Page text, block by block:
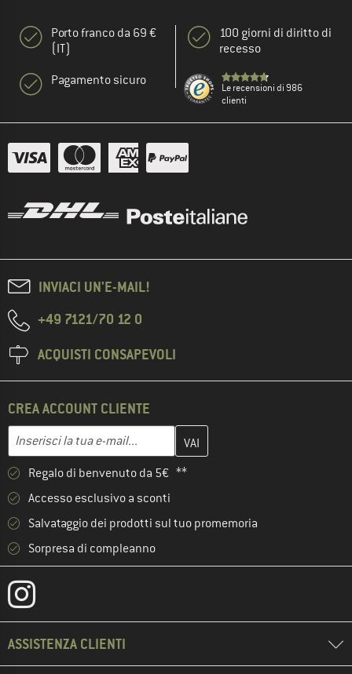
Porto franco da 69 €
(IT)
Pagamento sicuro
100 giorni di diritto di
recesso
Le recensioni di 986
clienti
INVIACI UN'E-MAIL!
+49 7121/70 12 0
ACQUISTI CONSAPEVOLI
CREA ACCOUNT CLIENTE
Indirizzo e-mail
Inserisci qui il tuo indirizzo e-mail e crea il tuo account cliente
Regalo di benvenuto da 5€ **
Accesso esclusivo a sconti
Salvataggio dei prodotti sul tuo promemoria
Sorpresa di compleanno
ASSISTENZA CLIENTI